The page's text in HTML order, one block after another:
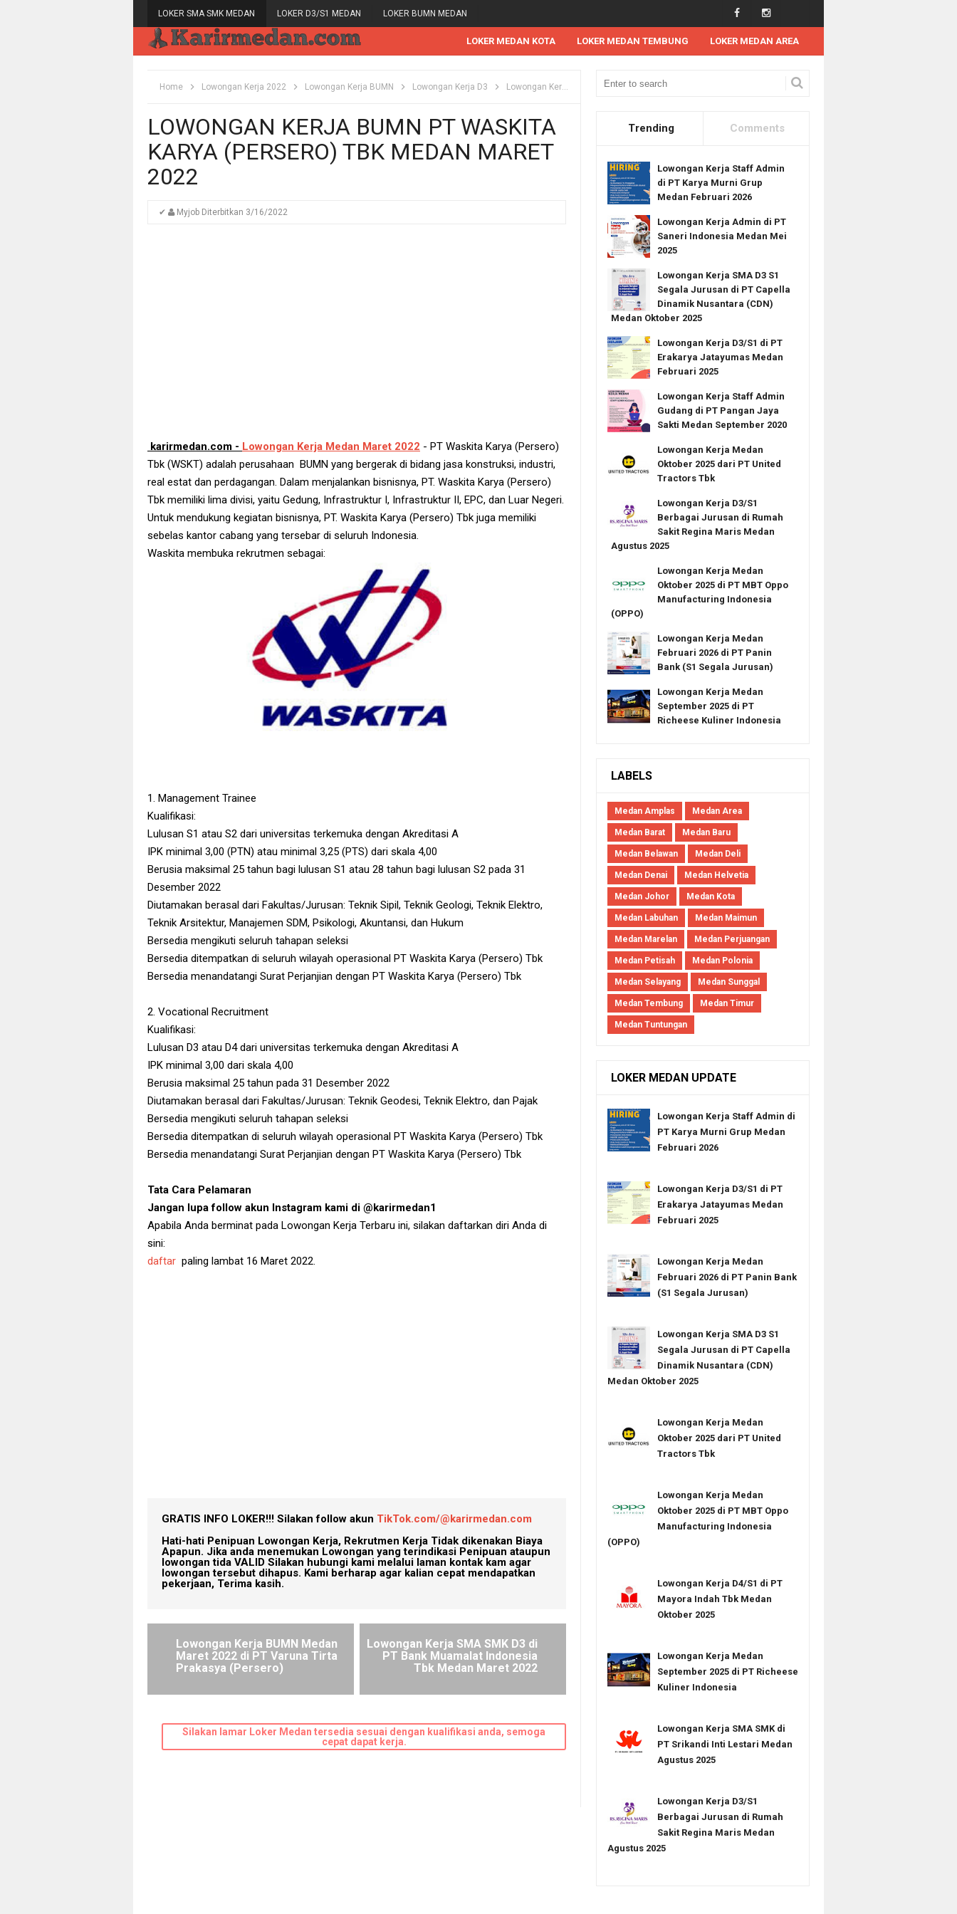
LOKER SMA SMK MEDAN LOKER D3/S1 MEDAN LOKER BUMN MEDAN
LOKER MEDAN KOTA LOKER MEDAN TEMBUNG LOKER MEDAN AREA
Home Lowongan Kerja 2022 Lowongan Kerja BUMN Lowongan Kerja D3 Lowongan Kerja Medan Lowongan Kerja S1 Lowongan Kerja BUMN PT Waskita Karya (Persero) Tbk Medan
LOWONGAN KERJA BUMN PT WASKITA
KARYA (PERSERO) TBK MEDAN MARET
2022
✔ Myjob Diterbitkan 3/16/2022
karirmedan.com - Lowongan Kerja Medan Maret 2022 - PT Waskita Karya (Persero)
Tbk (WSKT) adalah perusahaan BUMN yang bergerak di bidang jasa konstruksi, industri,
real estat dan perdagangan. Dalam menjalankan bisnisnya, PT. Waskita Karya (Persero)
Tbk memiliki lima divisi, yaitu Gedung, Infrastruktur I, Infrastruktur II, EPC, dan Luar Negeri.
Untuk mendukung kegiatan bisnisnya, PT. Waskita Karya (Persero) Tbk juga memiliki
sebelas kantor cabang yang tersebar di seluruh Indonesia.
Waskita membuka rekrutmen sebagai:
1. Management Trainee
Kualifikasi:
Lulusan S1 atau S2 dari universitas terkemuka dengan Akreditasi A
IPK minimal 3,00 (PTN) atau minimal 3,25 (PTS) dari skala 4,00
Berusia maksimal 25 tahun bagi lulusan S1 atau 28 tahun bagi lulusan S2 pada 31
Desember 2022
Diutamakan berasal dari Fakultas/Jurusan: Teknik Sipil, Teknik Geologi, Teknik Elektro,
Teknik Arsitektur, Manajemen SDM, Psikologi, Akuntansi, dan Hukum
Bersedia mengikuti seluruh tahapan seleksi
Bersedia ditempatkan di seluruh wilayah operasional PT Waskita Karya (Persero) Tbk
Bersedia menandatangi Surat Perjanjian dengan PT Waskita Karya (Persero) Tbk
2. Vocational Recruitment
Kualifikasi:
Lulusan D3 atau D4 dari universitas terkemuka dengan Akreditasi A
IPK minimal 3,00 dari skala 4,00
Berusia maksimal 25 tahun pada 31 Desember 2022
Diutamakan berasal dari Fakultas/Jurusan: Teknik Geodesi, Teknik Elektro, dan Pajak
Bersedia mengikuti seluruh tahapan seleksi
Bersedia ditempatkan di seluruh wilayah operasional PT Waskita Karya (Persero) Tbk
Bersedia menandatangi Surat Perjanjian dengan PT Waskita Karya (Persero) Tbk
Tata Cara Pelamaran
Jangan lupa follow akun Instagram kami di @karirmedan1
Apabila Anda berminat pada Lowongan Kerja Terbaru ini, silakan daftarkan diri Anda di
sini:
daftar paling lambat 16 Maret 2022.
GRATIS INFO LOKER!!! Silakan follow akun TikTok.com/@karirmedan.com
Hati-hati Penipuan Lowongan Kerja, Rekrutmen Kerja Tidak dikenakan Biaya
Apapun. Jika anda menemukan Lowongan yang terindikasi Penipuan ataupun
lowongan tida VALID Silakan hubungi kami melalui laman kontak kam agar
lowongan tersebut dihapus. Kami berharap agar kalian cepat mendapatkan
pekerjaan, Terima kasih.
Lowongan Kerja BUMN Medan
Maret 2022 di PT Varuna Tirta
Prakasya (Persero)
Lowongan Kerja SMA SMK D3 di
PT Bank Muamalat Indonesia
Tbk Medan Maret 2022
Silakan lamar Loker Medan tersedia sesuai dengan kualifikasi anda, semoga
cepat dapat kerja.
Trending Comments
Lowongan Kerja Staff Admin
di PT Karya Murni Grup
Medan Februari 2026
Lowongan Kerja Admin di PT
Saneri Indonesia Medan Mei
2025
Lowongan Kerja SMA D3 S1
Segala Jurusan di PT Capella
Dinamik Nusantara (CDN)
Medan Oktober 2025
Lowongan Kerja D3/S1 di PT
Erakarya Jatayumas Medan
Februari 2025
Lowongan Kerja Staff Admin
Gudang di PT Pangan Jaya
Sakti Medan September 2020
Lowongan Kerja Medan
Oktober 2025 dari PT United
Tractors Tbk
Lowongan Kerja D3/S1
Berbagai Jurusan di Rumah
Sakit Regina Maris Medan
Agustus 2025
Lowongan Kerja Medan
Oktober 2025 di PT MBT Oppo
Manufacturing Indonesia
(OPPO)
Lowongan Kerja Medan
Februari 2026 di PT Panin
Bank (S1 Segala Jurusan)
Lowongan Kerja Medan
September 2025 di PT
Richeese Kuliner Indonesia
LABELS
Medan Amplas Medan Area
Medan Barat Medan Baru
Medan Belawan Medan Deli
Medan Denai Medan Helvetia
Medan Johor Medan Kota
Medan Labuhan Medan Maimun
Medan Marelan Medan Perjuangan
Medan Petisah Medan Polonia
Medan Selayang Medan Sunggal
Medan Tembung Medan Timur
Medan Tuntungan
LOKER MEDAN UPDATE
Lowongan Kerja Staff Admin di
PT Karya Murni Grup Medan
Februari 2026
Lowongan Kerja D3/S1 di PT
Erakarya Jatayumas Medan
Februari 2025
Lowongan Kerja Medan
Februari 2026 di PT Panin Bank
(S1 Segala Jurusan)
Lowongan Kerja SMA D3 S1
Segala Jurusan di PT Capella
Dinamik Nusantara (CDN)
Medan Oktober 2025
Lowongan Kerja Medan
Oktober 2025 dari PT United
Tractors Tbk
Lowongan Kerja Medan
Oktober 2025 di PT MBT Oppo
Manufacturing Indonesia
(OPPO)
Lowongan Kerja D4/S1 di PT
Mayora Indah Tbk Medan
Oktober 2025
Lowongan Kerja Medan
September 2025 di PT Richeese
Kuliner Indonesia
Lowongan Kerja SMA SMK di
PT Srikandi Inti Lestari Medan
Agustus 2025
Lowongan Kerja D3/S1
Berbagai Jurusan di Rumah
Sakit Regina Maris Medan
Agustus 2025